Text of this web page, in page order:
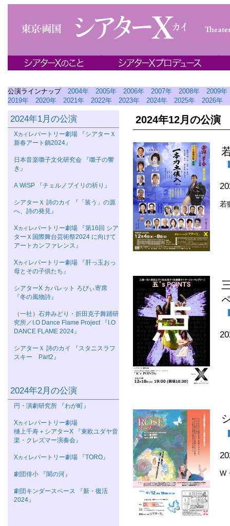
公演ラインナップ 2004年 2005年 2006年 2007年 2008年
2009年
2019年
2020年 2021年 2022年 2023年 2024年 2025年 2026年
2024年1月の公演
Χカイ レパートリー劇場 『シアターＸ
新春アート鍋2024』
日本音楽囃子文化研究会 『囃子の響
き』
A WiSP 『チェルノブイリの祈り』
シアターＸ 詩のカイ 『「装う」の源
へ、詩の発見』
Χカイ レパートリー劇場 『第16回 シア
ターＸ国際舞台芸術祭2024 に向けて
アートカンファレンス』
Χカイ レパートリー劇場 『肝っ玉おっ
母とその子供たち』
シアターΧ カバレット ろびぃ寄席
『冬の風物詩』
（一社）石井みどり・折田克子舞踊研
究所／I.O Dance Flame Project 『I.O
DANCE FLAME 2024』
シアターＸ 詩のカイ 『スタニスラフ
スキー Part2』
2024年2月の公演
円・演劇研究所 『わが町』
Χカイ レパートリー劇場
樋上千寿＋シアターΧ 『東欧ユダヤ音
楽・クレズマー演奏会』
Χカイ レパートリー劇場 『TORO』
劇団俳小 『闇の河』
劇団キンダースペース 『新・復活
2024』
2024年12月の公演
若
W